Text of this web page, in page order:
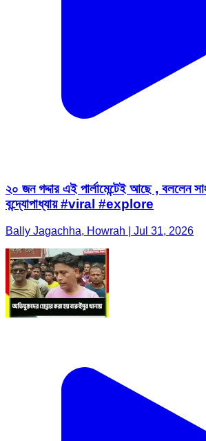
২০ জন গদ্দার এই পার্লামেন্টেই আছে , বললেন
বন্দ্যোপাধ্যায় #viral #explore
Bally Jagachha, Howrah | Jul 31, 2026